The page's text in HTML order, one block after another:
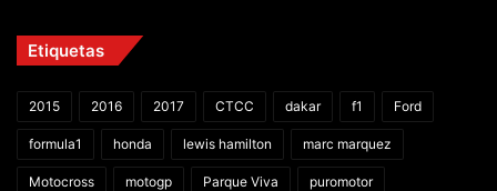
Etiquetas
2015 2016 2017 CTCC dakar f1 Ford
formula1 honda lewis hamilton marc marquez
Motocross motogp Parque Viva puromotor